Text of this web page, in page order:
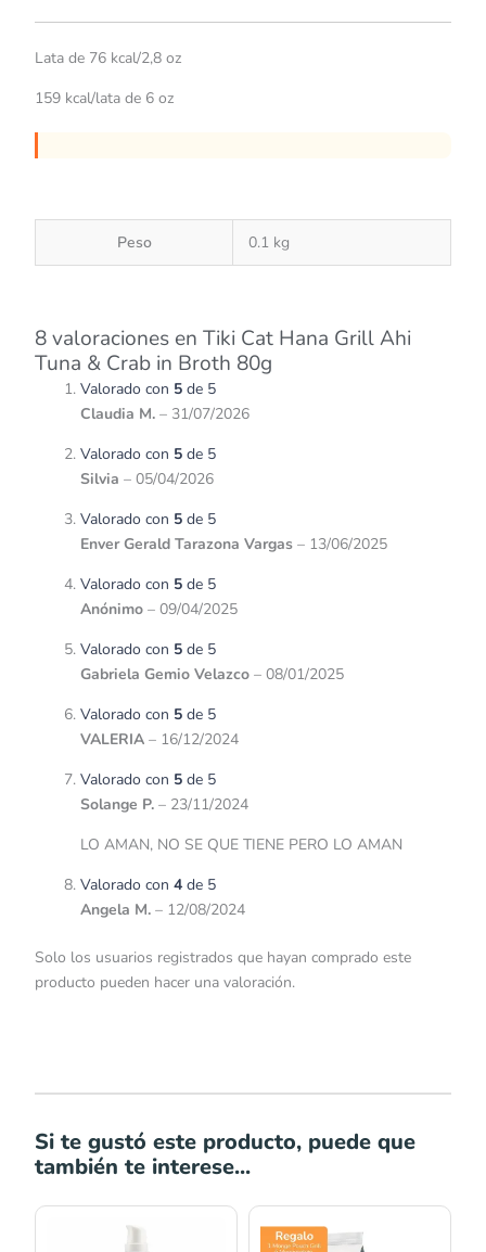
Lata de 76 kcal/2,8 oz
159 kcal/lata de 6 oz
Peso 0.1 kg
8 valoraciones en Tiki Cat Hana Grill Ahi
Tuna & Crab in Broth 80g
Valorado con 5 de 5
Claudia M. – 31/07/2026
Valorado con 5 de 5
Silvia – 05/04/2026
Valorado con 5 de 5
Enver Gerald Tarazona Vargas – 13/06/2025
Valorado con 5 de 5
Anónimo – 09/04/2025
Valorado con 5 de 5
Gabriela Gemio Velazco – 08/01/2025
Valorado con 5 de 5
VALERIA – 16/12/2024
Valorado con 5 de 5
Solange P. – 23/11/2024
LO AMAN, NO SE QUE TIENE PERO LO AMAN
Valorado con 4 de 5
Angela M. – 12/08/2024
Solo los usuarios registrados que hayan comprado este
producto pueden hacer una valoración.
Si te gustó este producto, puede que
también te interese...